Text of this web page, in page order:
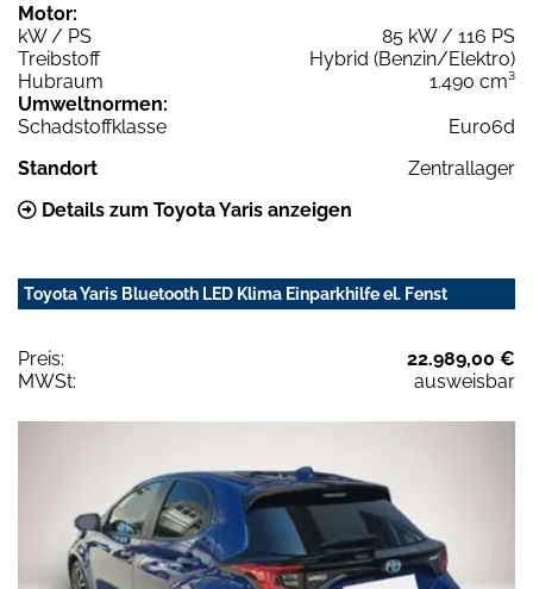
Motor:
kW / PS
85 kW / 116 PS
Treibstoff
Hybrid (Benzin/Elektro)
Hubraum
1.490 cm³
Umweltnormen:
Schadstoffklasse
Euro6d
Standort
Zentrallager
Details zum Toyota Yaris anzeigen
Toyota Yaris Bluetooth LED Klima Einparkhilfe el. Fenst
Preis:
22.989,00 €
MWSt:
ausweisbar